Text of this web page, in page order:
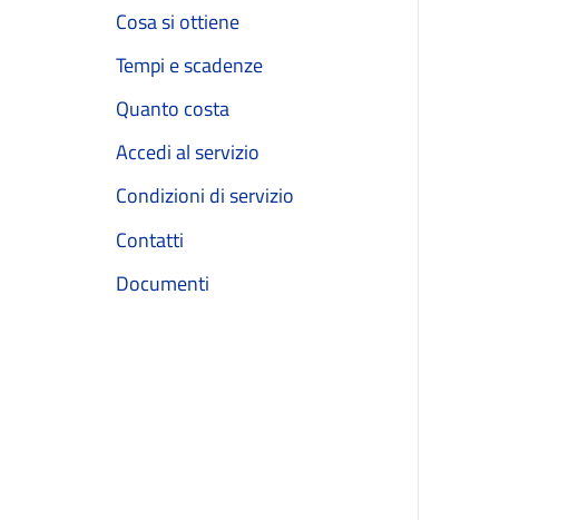
Cosa si ottiene
Tempi e scadenze
Quanto costa
Accedi al servizio
Condizioni di servizio
Contatti
Documenti